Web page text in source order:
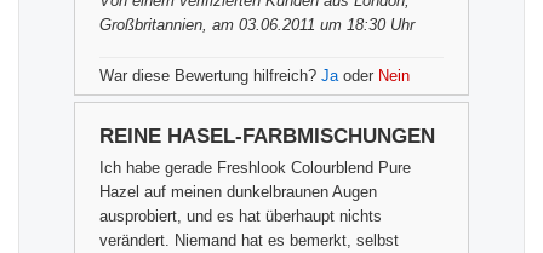
Großbritannien, am 03.06.2011 um 18:30 Uhr
War diese Bewertung hilfreich? Jaoder Nein
REINE HASEL-FARBMISCHUNGEN
Ich habe gerade Freshlook Colourblend Pure
Hazel auf meinen dunkelbraunen Augen
ausprobiert, und es hat überhaupt nichts
verändert. Niemand hat es bemerkt, selbst